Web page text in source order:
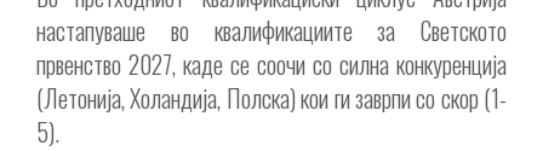
настапуваше во квалификациите за Светското
првенство 2027, каде се соочи со силна конкуренција
(Летонија, Холандија, Полска) кои ги заврпи со скор (1-
5).